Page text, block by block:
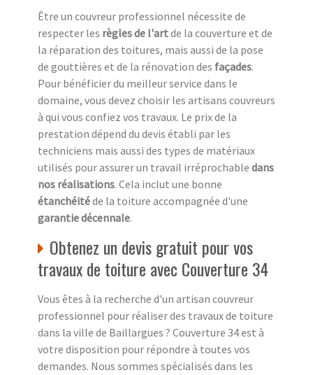
Être un couvreur professionnel nécessite de
respecter les règles de l'artde la couverture et de
la réparation des toitures, mais aussi de la pose
de gouttières et de la rénovation des façades.
Pour bénéficier du meilleur service dans le
domaine, vous devez choisir les artisans couvreurs
à qui vous confiez vos travaux. Le prix de la
prestation dépend du devis établi par les
techniciens mais aussi des types de matériaux
utilisés pour assurer un travail irréprochable dans
nos réalisations. Cela inclut une bonne
étanchéitéde la toiture accompagnée d'une
garantie décennale.
Obtenez un devis gratuit pour vos
travaux de toiture avec Couverture 34
Vous êtes à la recherche d'un artisan couvreur
professionnel pour réaliser des travaux de toiture
dans la ville de Baillargues ? Couverture 34 est à
votre disposition pour répondre à toutes vos
demandes. Nous sommes spécialisés dans les